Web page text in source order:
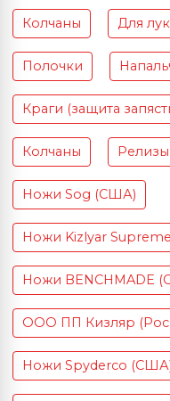
Колчаны Для
Полочки
Краги (защита
Колчаны Релизы
Ножи Sog (США)
Ножи Kizlyar
Ножи BENCHMADE
ООО ПП Кизляр
Ножи Spyderco